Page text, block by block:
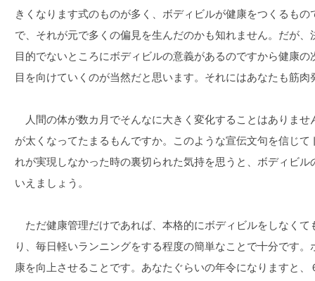
きくなります式のものが多く、ボディビルが健康をつくるも
で、それが元で多くの偏見を生んだのかも知れません。だが
目的でないところにボディビルの意義があるのですから健康
目を向けていくのが当然だと思います。それにはあなたも筋
人間の体が数カ月でそんなに大きく変化することはありませ
が太くなってたまるもんですか。このような宣伝文句を信じ
れが実現しなかった時の裏切られた気持を思うと、ボディビ
いえましょう。
ただ健康管理だけであれば、本格的にボディビルをしなくて
り、毎日軽いランニングをする程度の簡単なことで十分です
康を向上させることです。あなたぐらいの年令になりますと